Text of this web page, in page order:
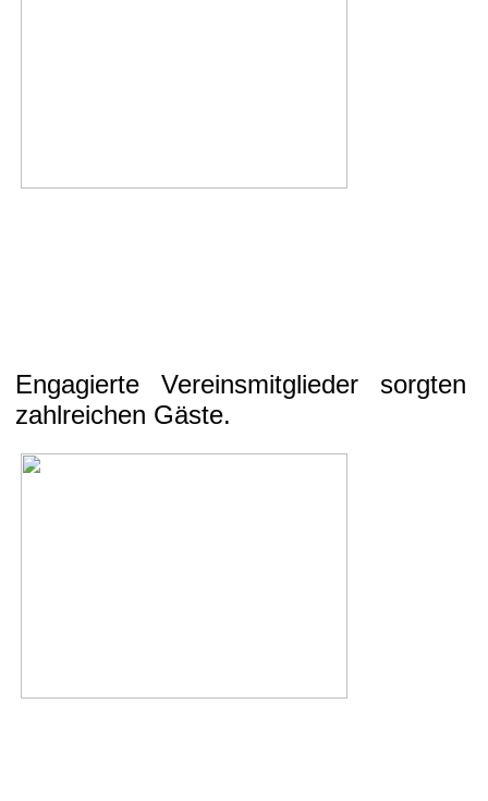
Engagierte Vereinsmitglieder
zahlreichen Gäste.